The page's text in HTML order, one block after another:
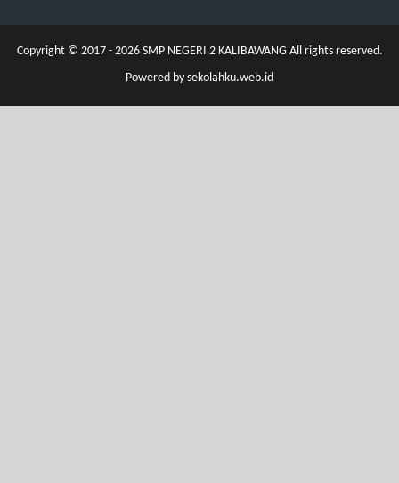
Copyright © 2017 - 2026SMP NEGERI 2 KALIBAWANG All rights reserved.
Powered by sekolahku.web.id